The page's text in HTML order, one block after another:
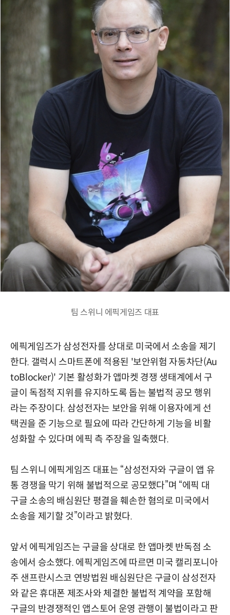
팀 스위니 에픽게임즈 대표
에픽게임즈가 삼성전자를 상대로 미국에서 소송을 제기
한다. 갤럭시 스마트폰에 적용된 '보안위험 자동차단(Au
toBlocker)' 기본 활성화가 앱마켓 경쟁 생태계에서 구
글이 독점적 지위를 유지하도록 돕는 불법적 공모 행위
라는 주장이다. 삼성전자는 보안을 위해 이용자에게 선
택권을 준 기능으로 필요에 따라 간단하게 기능을 비활
성화할 수 있다며 에픽 측 주장을 일축했다.
팀 스위니 에픽게임즈 대표는 “삼성전자와 구글이 앱 유
통 경쟁을 막기 위해 불법적으로 공모했다”며 “에픽 대
구글 소송의 배심원단 평결을 훼손한 혐의로 미국에서
소송을 제기할 것”이라고 밝혔다.
앞서 에픽게임즈는 구글을 상대로 한 앱마켓 반독점 소
송에서 승소했다. 에픽게임즈에 따르면 미국 캘리포니아
주 샌프란시스코 연방법원 배심원단은 구글이 삼성전자
와 같은 휴대폰 제조사와 체결한 불법적 계약을 포함해
구글의 반경쟁적인 앱스토어 운영 관행이 불법이라고 판